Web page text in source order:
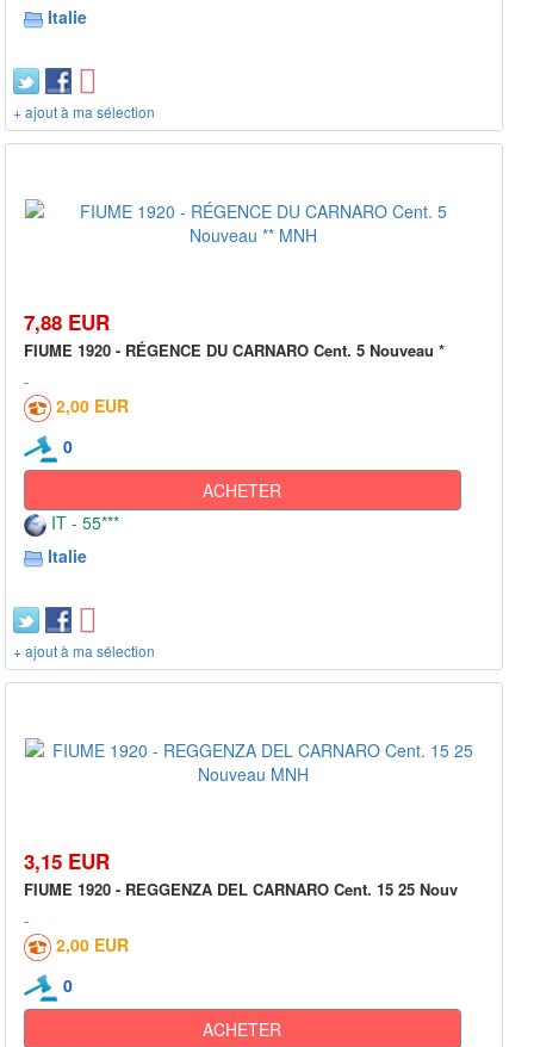
Italie
+ ajout à ma sélection
7,88 EUR
FIUME 1920 - RÉGENCE DU CARNARO Cent. 5 Nouveau *
2,00 EUR
0
ACHETER
IT - 55***
Italie
+ ajout à ma sélection
3,15 EUR
FIUME 1920 - REGGENZA DEL CARNARO Cent. 15 25 Nouv
2,00 EUR
0
ACHETER